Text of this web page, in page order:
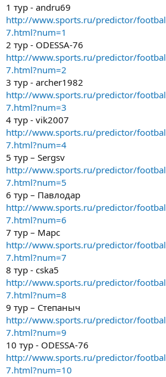
1 тур - andru69
http://www.sports.ru/predictor/
7.html?num=1
2 тур - ODESSA-76
http://www.sports.ru/predictor/
7.html?num=2
3 тур - archer1982
http://www.sports.ru/predictor/
7.html?num=3
4 тур - vik2007
http://www.sports.ru/predictor/
7.html?num=4
5 тур – Sergsv
http://www.sports.ru/predictor/
7.html?num=5
6 тур – Павлодар
http://www.sports.ru/predictor/
7.html?num=6
7 тур – Марс
http://www.sports.ru/predictor/
7.html?num=7
8 тур - cska5
http://www.sports.ru/predictor/
7.html?num=8
9 тур – Степаныч
http://www.sports.ru/predictor/
7.html?num=9
10 тур - ODESSA-76
http://www.sports.ru/predictor/
7.html?num=10